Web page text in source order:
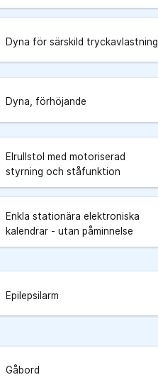
Dyna för särskild tryckavlastning
Dyna, förhöjande
Elrullstol med motoriserad
styrning och ståfunktion
Enkla stationära elektroniska
kalendrar - utan påminnelse
Epilepsilarm
Gåbord